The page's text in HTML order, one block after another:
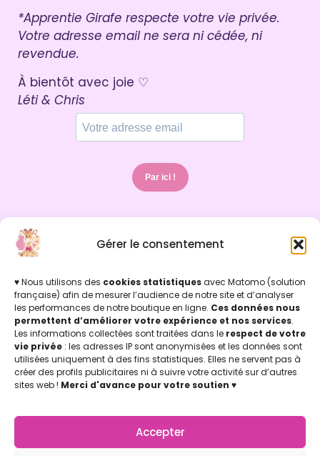
Gérer le consentement
♥ Nous utilisons des cookies statistiquesavec Matomo (solution
française) afin de mesurer l’audience de notre site et d’analyser
les performances de notre boutique en ligne. Ces données nous
permettent d’améliorer votre expérience et nos services.
Les informations collectées sont traitées dans le respect de votre
vie privée : les adresses IP sont anonymisées et les données sont
utilisées uniquement à des fins statistiques. Elles ne servent pas à
créer des profils publicitaires ni à suivre votre activité sur d’autres
sites web ! Merci d'avance pour votre soutien ♥
Accepter
*Apprentie Girafe respecte votre vie privée.
Votre adresse email ne sera ni cédée, ni
revendue.
À bientôt avec joie ♡
Léti & Chris
Par ici !
INFOS LÉGALES
Mentions légales & Politique de confidentialité
Conditions Générales de Vente (CGV)
Licence d'utilisation
Concu par Marion Jicoulat avec ♡
Apprentie Girafe ® Marque Déposée
APPRENTIE GIRAFE
La Boutique
Mon compte
Nos points de vente